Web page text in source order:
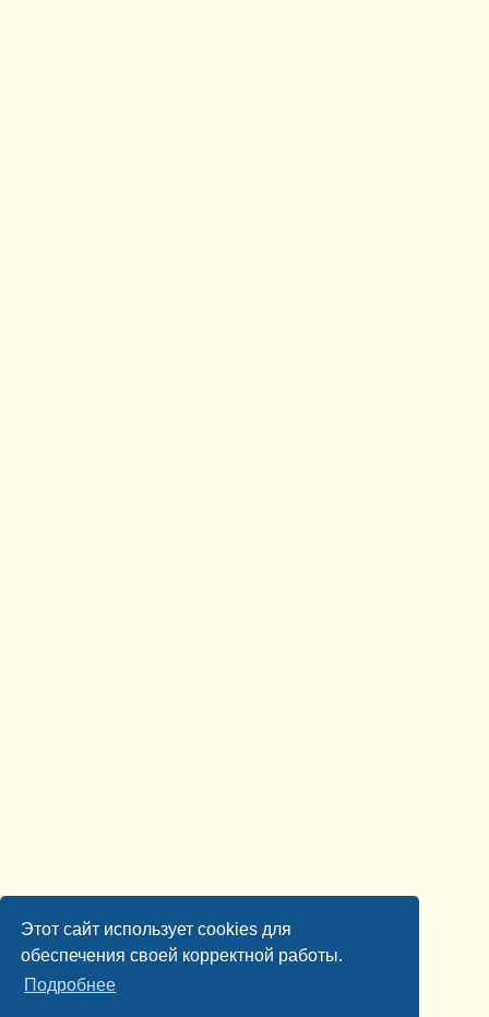
Этот сайт использует cookies для
обеспечения своей корректной работы.
Подробнее